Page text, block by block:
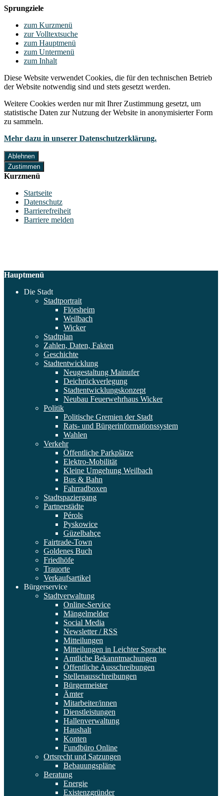
Sprungziele
zum Kurzmenü
zur Volltextsuche
zum Hauptmenü
zum Untermenü
zum Inhalt
Diese Website verwendet Cookies, die für den technischen Betrieb
der Website notwendig sind und stets gesetzt werden.
Weitere Cookies werden nur mit Ihrer Zustimmung gesetzt, um
statistische Daten zur Nutzung der Website in anonymisierter Form
zu sammeln.
Mehr dazu in unserer Datenschutzerklärung.
Ablehnen
Zustimmen
Kurzmenü
Startseite
Datenschutz
Barrierefreiheit
Barriere melden
Hauptmenü
Die Stadt
Stadtportrait
Flörsheim
Weilbach
Wicker
Stadtplan
Zahlen, Daten, Fakten
Geschichte
Stadtentwicklung
Neugestaltung Mainufer
Deichrückverlegung
Stadtentwicklungskonzept
Neubau Feuerwehrhaus Wicker
Politik
Politische Gremien der Stadt
Rats- und Bürgerinformationssystem
Wahlen
Verkehr
Öffentliche Parkplätze
Elektro-Mobilität
Kleine Umgehung Weilbach
Bus & Bahn
Fahrradboxen
Stadtspaziergang
Partnerstädte
Pérols
Pyskowice
Güzelbahçe
Fairtrade-Town
Goldenes Buch
Friedhöfe
Trauorte
Verkaufsartikel
Bürgerservice
Stadtverwaltung
Online-Service
Mängelmelder
Social Media
Newsletter / RSS
Mitteilungen
Mitteilungen in Leichter Sprache
Amtliche Bekanntmachungen
Öffentliche Ausschreibungen
Stellenausschreibungen
Bürgermeister
Ämter
Mitarbeiter/innen
Dienstleistungen
Hallenverwaltung
Haushalt
Konten
Fundbüro Online
Ortsrecht und Satzungen
Bebauungspläne
Beratung
Energie
Existenzgründer